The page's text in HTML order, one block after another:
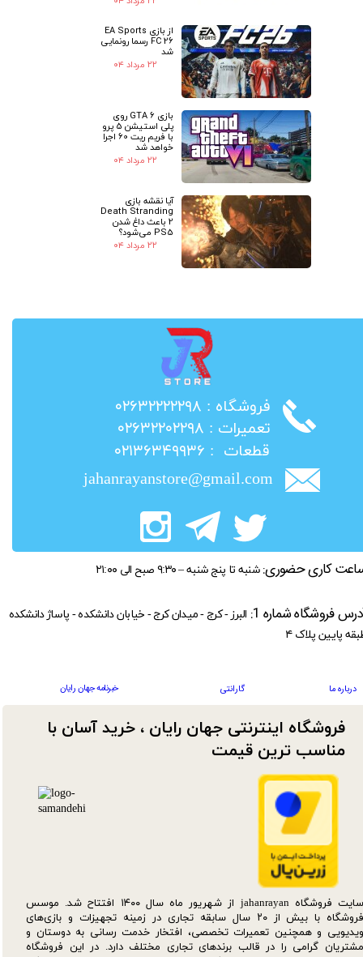
از بازی EA Sports
FC 26 رسما رونمایی
شد
۲۲ مرداد ۰۴
بازی GTA 6 روی
پلی استیشن 5 پرو
با فریم ریت 60 اجرا
خواهد شد
۲۲ مرداد ۰۴
آیا نقشه بازی
Death Stranding
2 باعث داغ شدن
PS5 می‌شود؟
۲۲ مرداد ۰۴
​فروشگاه : ۰۲۶۳۲۲۲۲۲۹۸
​تعمیرات : ۰۲۶۳۲۲۰۲۲۹۸
​قطعات : ۰۲۱۳۶۳۴۹۹۳۶
jahanrayanstore@gmail.com
سایت فروشگاه jahanrayan از شهریور ماه سال ۱۴۰۰ افتتاح شد. موسس
فروشگاه با بیش از ۲۰ سال سابقه تجاری در زمینه تجهیزات و بازی‌های
ویدیویی و همچنین تعمیرات تخصصی، افتخار خدمت رسانی به دوستان و
مشتریان گرامی را در قالب برندهای تجاری مختلف دارد. در این فروشگاه
فروشگاه اینترنتی جهان رایان ، خرید آسان با
مناسب ترین قیمت​​​​​​​
کاری حضوری: شنبه تا پنج شنبه – ۹:۳۰ صبح الی ۲۱:۰۰
درباره ما گارانتی خبرنامه جهان رایان
فروشگاه شماره 1:
البرز - کرج - میدان کرج - خیابان دانشکده - پاساژ دانشکده
پایین پلاک ۴